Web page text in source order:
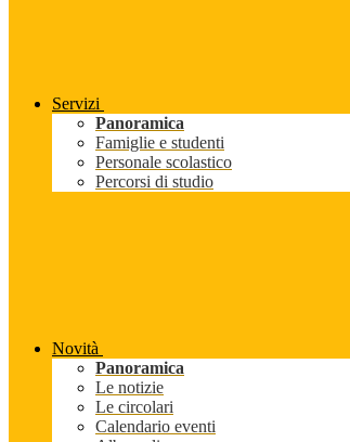
Servizi
Panoramica
Famiglie e studenti
Personale scolastico
Percorsi di studio
Novità
Panoramica
Le notizie
Le circolari
Calendario eventi